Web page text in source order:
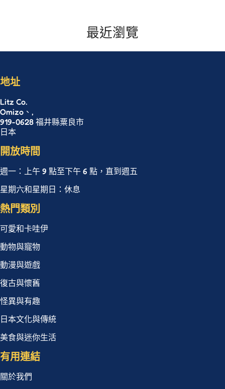
最近瀏覽
地址
Litz Co.
Omizo、,
919-0628 福井縣粟良市
日本
開放時間
週一：上午 9 點至下午 6 點，直到週五
星期六和星期日：休息
熱門類別
可愛和卡哇伊
動物與寵物
動漫與遊戲
復古與懷舊
怪異與有趣
日本文化與傳統
美食與迷你生活
有用連結
關於我們